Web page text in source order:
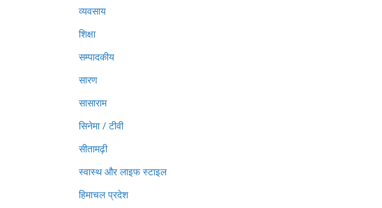
व्यवसाय
शिक्षा
सम्पादकीय
सारण
सासाराम
सिनेमा / टीवी
सीतामढ़ी
स्वास्थ और लाइफ स्टाइल
हिमाचल प्रदेश